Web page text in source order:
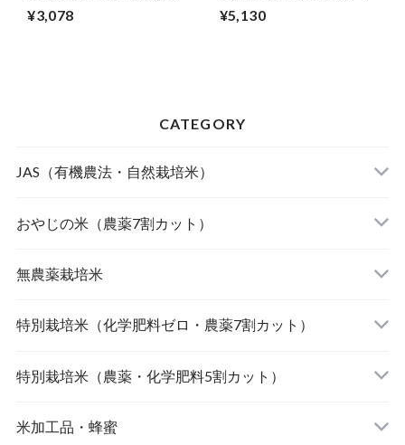
¥3,078 ¥5,130
CATEGORY
JAS（有機農法・自然栽培米）
山形東置賜 つや姫（有機栽培米）
山形庄内 ミルキークィーン（有機栽培米）
北海道産 おぼろづき（自然栽培米）
北海道産 ななつぼし（自然栽培米）
島根松江きぬむすめ(有機栽培米)
おやじの米（農薬7割カット）
おやじの米 山形鶴岡産 雪若丸
【完売】おやじの米 山形鶴岡産ササニシキ
おやじの米 山形鶴岡産つや姫
おやじの米 山形鶴岡産こしひかり
無農薬栽培米
宮崎県産 太陽米ミルキークィーン
【完売】島根奥出雲産 櫛名田姫米こしひかり
【完売】新潟燕産 こしひかり
特別栽培米（化学肥料ゼロ・農薬7割カット）
風さやか（長野）
JAたじま コウノトリ育むお米 こしひかり（兵
特別栽培米（農薬・化学肥料5割カット）
新潟佐渡産 こしひかり
米加工品・蜂蜜